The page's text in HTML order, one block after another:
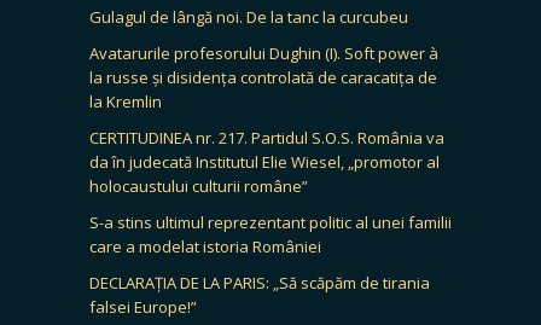
Gulagul de lângă noi. De la tanc la curcubeu
Avatarurile profesorului Dughin (I). Soft power à
la russe și disidența controlată de caracatița de
la Kremlin
CERTITUDINEA nr. 217. Partidul S.O.S. România va
da în judecată Institutul Elie Wiesel, „promotor al
holocaustului culturii române”
S-a stins ultimul reprezentant politic al unei familii
care a modelat istoria României
DECLARAȚIA DE LA PARIS: „Să scăpăm de tirania
falsei Europe!”